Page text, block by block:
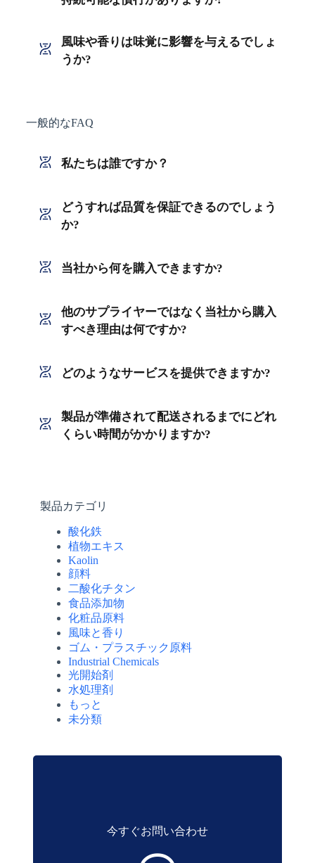
風味や香りは味覚に影響を与えるでしょ
うか?
一般的なFAQ
私たちは誰ですか？
どうすれば品質を保証できるのでしょう
か?
当社から何を購入できますか?
他のサプライヤーではなく当社から購入
すべき理由は何ですか?
どのようなサービスを提供できますか?
製品が準備されて配送されるまでにどれ
くらい時間がかかりますか?
製品カテゴリ
酸化鉄
植物エキス
Kaolin
顔料
二酸化チタン
食品添加物
化粧品原料
風味と香り
ゴム・プラスチック原料
Industrial Chemicals
光開始剤
水処理剤
もっと
未分類
今すぐお問い合わせ